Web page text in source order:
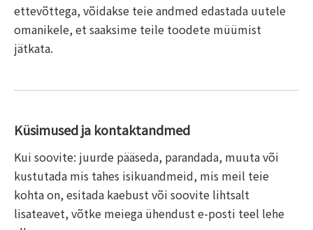
ettevõttega, võidakse teie andmed edastada uutele
omanikele, et saaksime teile toodete müümist
jätkata.
Küsimused ja kontaktandmed
Kui soovite: juurde pääseda, parandada, muuta või
kustutada mis tahes isikuandmeid, mis meil teie
kohta on, esitada kaebust või soovite lihtsalt
lisateavet, võtke meiega ühendust e-posti teel lehe